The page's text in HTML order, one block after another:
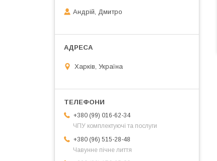
Андрій, Дмитро
Харків, Україна
+380 (99) 016-62-34
ЧПУ комплектуючі та послуги
+380 (96) 515-28-48
Чавунне пічне лиття